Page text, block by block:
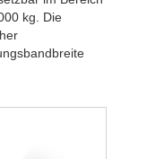
kg. Die